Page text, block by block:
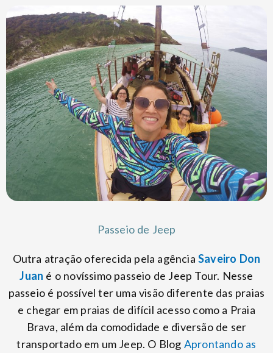
Passeio de Jeep
Outra atração oferecida pela agênciaSaveiro Don
Juan é o novíssimo passeio de Jeep Tour. Nesse
passeio é possível ter uma visão diferente das praias
e chegar em praias de difícil acesso como a Praia
Brava, além da comodidade e diversão de ser
transportado em um Jeep. O Blog Aprontando as